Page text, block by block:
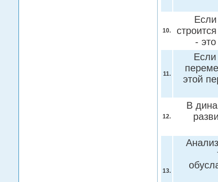
10.
-
11.
Если
этой
12.
В
13.